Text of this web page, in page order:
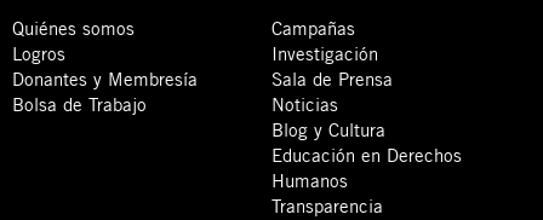
Quiénes somos
Logros
Donantes y Membresía
Bolsa de Trabajo
Campañas
Investigación
Sala de Prensa
Noticias
Blog y Cultura
Educación en Derechos
Humanos
Transparencia